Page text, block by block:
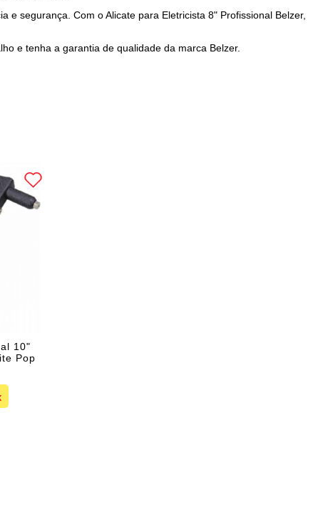
segurança. Com o Alicate para Eletricista 8" Profissional Belzer,
e tenha a garantia de qualidade da marca Belzer.
10"
Pop